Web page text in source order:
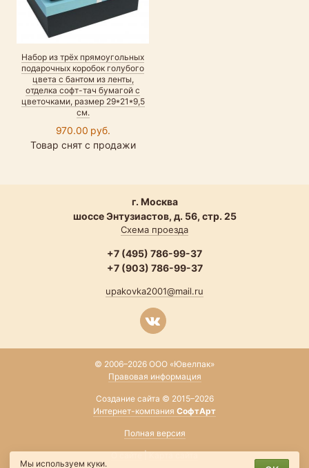
Набор из трёх прямоугольных
подарочных коробок голубого
цвета с бантом из ленты,
отделка софт-тач бумагой с
цветочками, размер 29*21*9,5
см.
970.00 руб.
Товар снят с продажи
г. Москва
шоссе Энтузиастов, д. 56, стр. 25
Схема проезда
+7 (495) 786-99-37
+7 (903) 786-99-37
upakovka2001@mail.ru
© 2006–2026 ООО «Ювелпак»
Правовая информация
Создание сайта © 2015–2026
Интернет-компания СофтАрт
Полная версия
Мы используем куки.